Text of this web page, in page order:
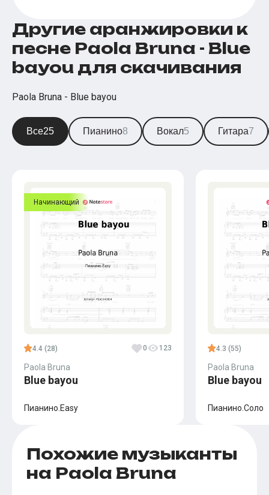
Другие аранжировки к
песне Paola Bruna - Blue
bayou для скачивания
Paola Bruna - Blue bayou
Все25 Пианино8 Вокал5 Гитара7
Начинающий
4.4 (28) 0 123
Paola Bruna
Blue bayou
Пианино.Easy
4.3 (55)
Paola Bruna
Blue bayou
Пианино.Соло
Похожие музыканты
на Paola Bruna